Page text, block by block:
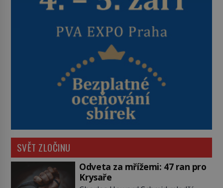
SVĚT ZLOČINU
Odveta za mřížemi: 47 ran pro
Krysaře